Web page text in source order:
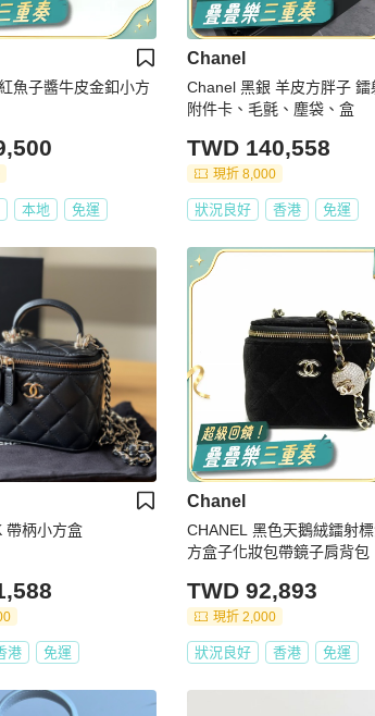
魚子醬牛皮金釦小方
本地 免運
Chanel
Chanel 黑銀 羊皮方胖子 鐳
附件卡、毛氈、塵袋、盒
TWD 140,558
現折 8,000
狀況良好 香港 免運
帶柄小方盒
港 免運
Chanel
CHANEL 黑色天鵝絨鐳射
方盒子化妝包帶鏡子肩背包
TWD 92,893
現折 2,000
狀況良好 香港 免運